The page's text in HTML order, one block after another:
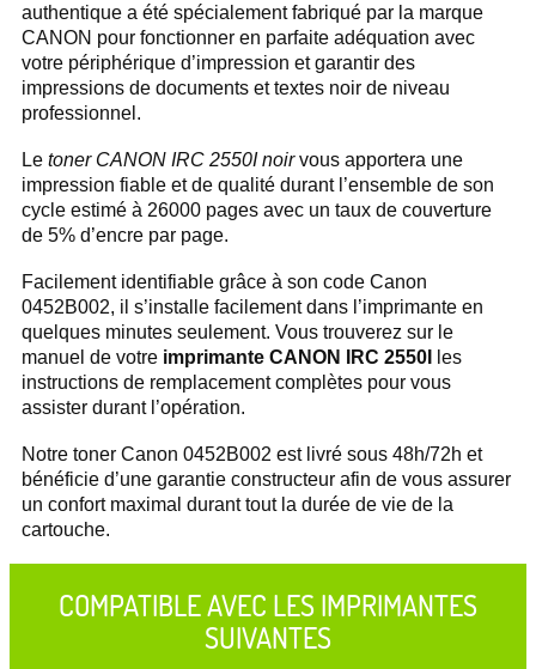
authentique a été spécialement fabriqué par la marque
CANON pour fonctionner en parfaite adéquation avec
votre périphérique d’impression et garantir des
impressions de documents et textes noir de niveau
professionnel.
Le toner CANON IRC 2550I noirvous apportera une
impression fiable et de qualité durant l’ensemble de son
cycle estimé à 26000 pages avec un taux de couverture
de 5% d’encre par page.
Facilement identifiable grâce à son code Canon
0452B002, il s’installe facilement dans l’imprimante en
quelques minutes seulement. Vous trouverez sur le
manuel de votre imprimante CANON IRC 2550I
les
instructions de remplacement complètes pour vous
assister durant l’opération.
Notre toner Canon 0452B002 est livré sous 48h/72h et
bénéficie d’une garantie constructeur afin de vous assurer
un confort maximal durant tout la durée de vie de la
cartouche.
COMPATIBLE AVEC LES IMPRIMANTES
SUIVANTES